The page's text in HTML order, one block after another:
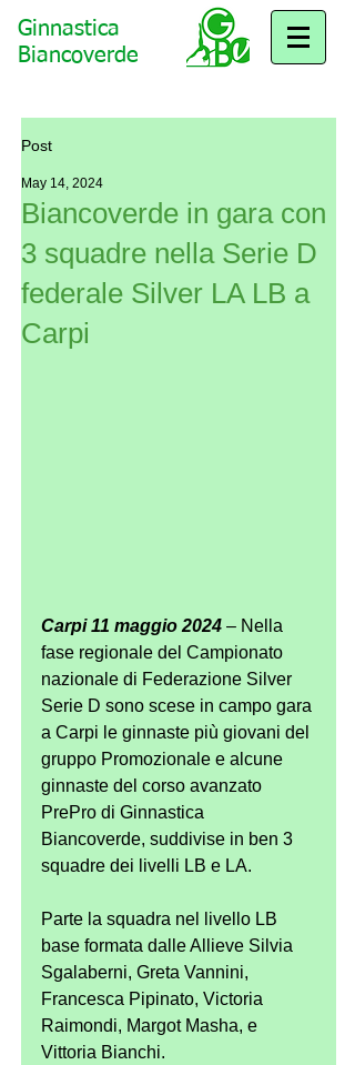
Ginnastica
Biancoverde
Post
Biancoverde in gara con
3 squadre nella Serie D
federale Silver LA LB a
Carpi
May 14, 2024
Carpi 11 maggio 2024 – Nella
fase regionale del Campionato
nazionale di Federazione Silver
Serie D sono scese in campo gara
a Carpi le ginnaste più giovani del
gruppo Promozionale e alcune
ginnaste del corso avanzato
PrePro di Ginnastica
Biancoverde, suddivise in ben 3
squadre dei livelli LB e LA.
Parte la squadra nel livello LB
base formata dalle Allieve Silvia
Sgalaberni, Greta Vannini,
Francesca Pipinato, Victoria
Raimondi, Margot Masha, e
Vittoria Bianchi.